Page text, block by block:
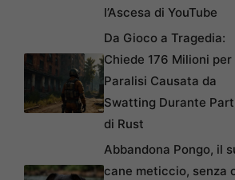
l’Ascesa di YouTube
Da Gioco a Tragedia:
Chiede 176 Milioni per
Paralisi Causata da
Swatting Durante
di Rust
Abbandona Pongo, il
cane meticcio, senza